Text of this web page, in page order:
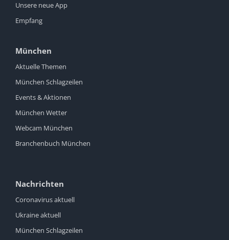
Unsere neue App
Empfang
München
Aktuelle Themen
München Schlagzeilen
Events & Aktionen
München Wetter
Webcam München
Branchenbuch München
Nachrichten
Coronavirus aktuell
Ukraine aktuell
München Schlagzeilen